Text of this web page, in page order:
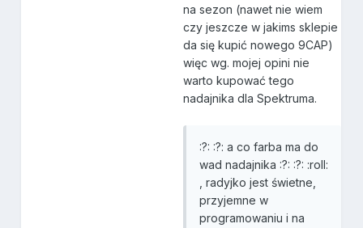
na sezon (nawet nie wiem
czy jeszcze w jakims sklepie
da się kupić nowego 9CAP)
więc wg. mojej opini nie
warto kupować tego
nadajnika dla Spektruma.
:?: :?: a co farba ma do
wad nadajnika :?: :?: :roll:
, radyjko jest świetne,
przyjemne w
programowaniu i na